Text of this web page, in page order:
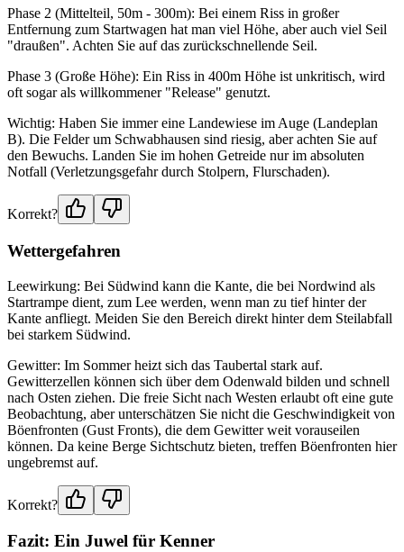
Phase 2 (Mittelteil, 50m - 300m): Bei einem Riss in großer
Entfernung zum Startwagen hat man viel Höhe, aber auch viel Seil
"draußen". Achten Sie auf das zurückschnellende Seil.
Phase 3 (Große Höhe): Ein Riss in 400m Höhe ist unkritisch, wird
oft sogar als willkommener "Release" genutzt.
Wichtig: Haben Sie immer eine Landewiese im Auge (Landeplan
B). Die Felder um Schwabhausen sind riesig, aber achten Sie auf
den Bewuchs. Landen Sie im hohen Getreide nur im absoluten
Notfall (Verletzungsgefahr durch Stolpern, Flurschaden).
Korrekt?
Wettergefahren
Leewirkung: Bei Südwind kann die Kante, die bei Nordwind als
Startrampe dient, zum Lee werden, wenn man zu tief hinter der
Kante anfliegt. Meiden Sie den Bereich direkt hinter dem Steilabfall
bei starkem Südwind.
Gewitter: Im Sommer heizt sich das Taubertal stark auf.
Gewitterzellen können sich über dem Odenwald bilden und schnell
nach Osten ziehen. Die freie Sicht nach Westen erlaubt oft eine gute
Beobachtung, aber unterschätzen Sie nicht die Geschwindigkeit von
Böenfronten (Gust Fronts), die dem Gewitter weit vorauseilen
können. Da keine Berge Sichtschutz bieten, treffen Böenfronten hier
ungebremst auf.
Korrekt?
Fazit: Ein Juwel für Kenner